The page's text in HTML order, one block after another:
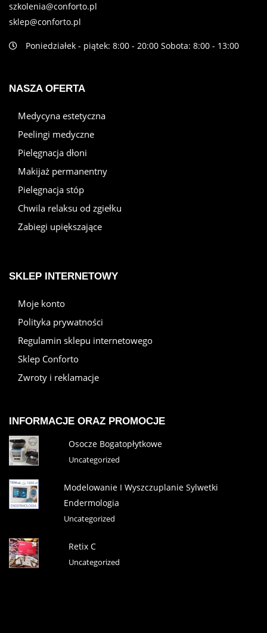
szkolenia@conforto.pl
sklep@conforto.pl
Poniedziałek - piątek: 8:00 - 20:00 Sobota: 8:00 - 13:00
NASZA OFERTA
Medycyna estetyczna
Peelingi medyczne
Pielęgnacja dłoni
Makijaż permanentny
Pielęgnacja stóp
Chwila relaksu od zgiełku
Zabiegi upiększające
SKLEP INTERNETOWY
Moje konto
Polityka prywatności
Regulamin sklepu internetowego
Sklep Conforto
Zwroty i reklamacje
INFORMACJE ORAZ PROMOCJE
Osocze Bogatopłytkowe
Uncategorized
Modelowanie I Wyszczuplanie Sylwetki
Endermologia
Uncategorized
Retix C
Uncategorized